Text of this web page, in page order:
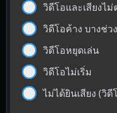
วิดีโอและเสียงไ
วิดีโอค้าง บางช่วง
วิดีโอหยุดเล่น
วิดีโอไม่เริ่ม
ไม่ได้ยินเสียง (วิดี